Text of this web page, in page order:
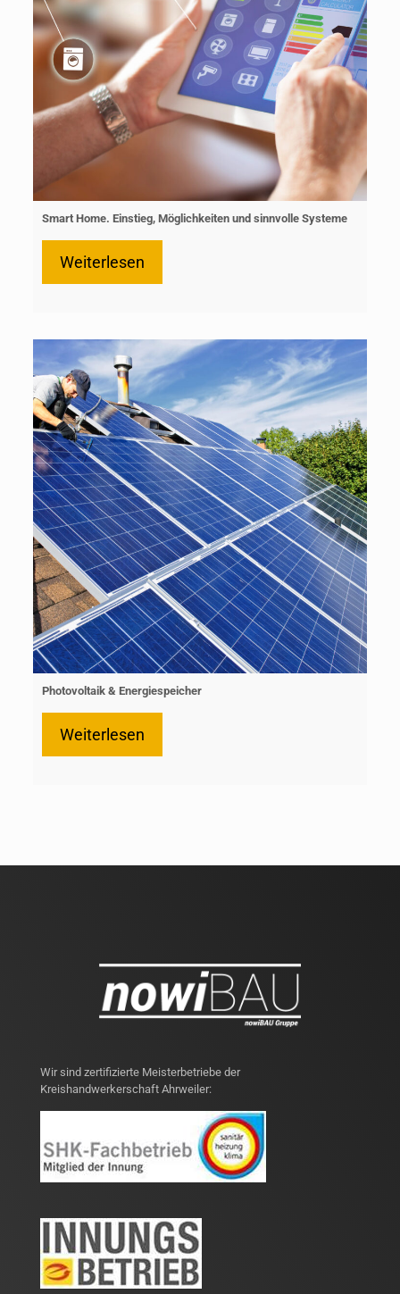
Smart Home. Einstieg, Möglichkeiten und sinnvolle Systeme
Weiterlesen
Photovoltaik & Energiespeicher
Weiterlesen
Wir sind zertifizierte Meisterbetriebe der
Kreishandwerkerschaft Ahrweiler: